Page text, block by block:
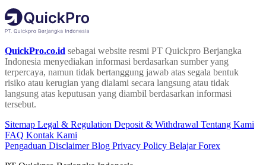
QuickPro.co.id sebagai website resmi PT Quickpro Berjangka
Indonesia menyediakan informasi berdasarkan sumber yang
terpercaya, namun tidak bertanggung jawab atas segala bentuk
risiko atau kerugian yang dialami secara langsung atau tidak
langsung atas keputusan yang diambil berdasarkan informasi
tersebut.
Sitemap Legal & Regulation Deposit & Withdrawal Tentang Kami
FAQ Kontak Kami
Pengaduan DisclaimerBlog Privacy Policy Belajar Forex